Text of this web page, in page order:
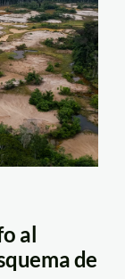
al
de